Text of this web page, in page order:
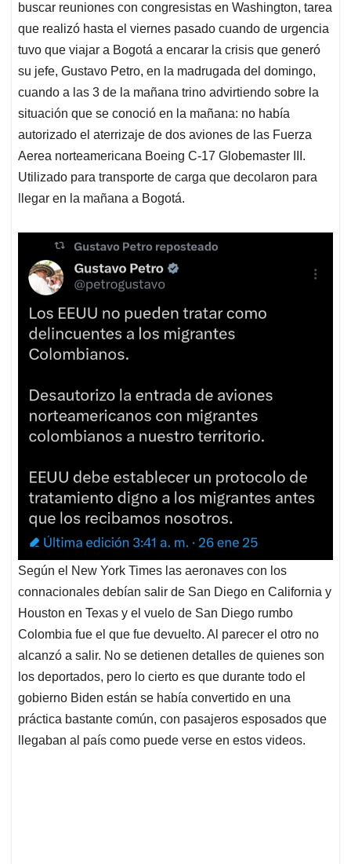
A
p
p
o
o
k
d
I
n
d
s
buscar reuniones con congresistas en Washington, tarea
que realizó hasta el viernes pasado cuando de urgencia
tuvo que viajar a Bogotá a encarar la crisis que generó
su jefe, Gustavo Petro, en la madrugada del domingo,
cuando a las 3 de la mañana trino advirtiendo sobre la
situación que se conoció en la mañana: no había
autorizado el aterrizaje de dos aviones de las Fuerza
Aerea norteamericana Boeing C-17 Globemaster III.
Utilizado para transporte de carga que decolaron para
llegar en la mañana a Bogotá.
Según el New York Times las aeronaves con los
connacionales debían salir de San Diego en California y
Houston en Texas y el vuelo de San Diego rumbo
Colombia fue el que fue devuelto. Al parecer el otro no
alcanzó a salir. No se detienen detalles de quienes son
los deportados, pero lo cierto es que durante todo el
gobierno Biden están se había convertido en una
práctica bastante común, con pasajeros esposados que
llegaban al país como puede verse en estos videos.